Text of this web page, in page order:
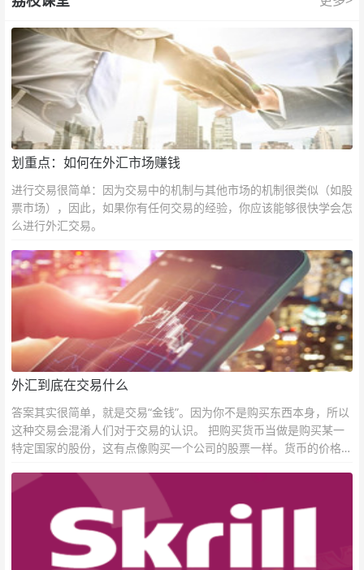
划重点：如何在外汇市场赚钱
进行交易很简单：因为交易中的机制与其他市场的机制很类似（如股
票市场），因此，如果你有任何交易的经验，你应该能够很快学会怎
么进行外汇交易。
外汇到底在交易什么
答案其实很简单，就是交易“金钱”。因为你不是购买东西本身，所以
这种交易会混淆人们对于交易的认识。 把购买货币当做是购买某一
特定国家的股份，这有点像购买一个公司的股票一样。货币的价格直